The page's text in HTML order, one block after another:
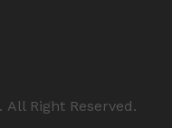
All Right Reserved.